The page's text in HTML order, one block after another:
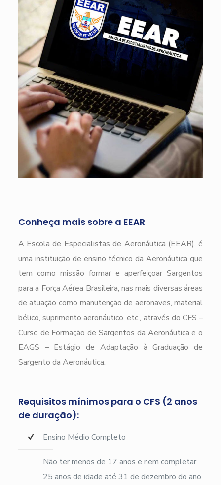
Conheça mais sobre a EEAR
A Escola de Especialistas de Aeronáutica (EEAR), é
uma instituição de ensino técnico da Aeronáutica que
tem como missão formar e aperfeiçoar Sargentos
para a Força Aérea Brasileira, nas mais diversas áreas
de atuação como manutenção de aeronaves, material
bélico, suprimento aeronáutico, etc., através do CFS –
Curso de Formação de Sargentos da Aeronáutica e o
EAGS – Estágio de Adaptação à Graduação de
Sargento da Aeronáutica.
Requisitos mínimos para o CFS (2 anos
de duração):
Ensino Médio Completo
Não ter menos de 17 anos e nem completar
25 anos de idade até 31 de dezembro do ano